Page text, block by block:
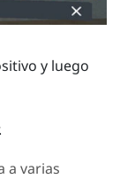
y luego
a varias